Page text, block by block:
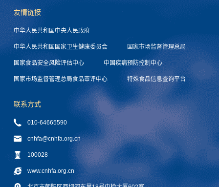
友情链接
中华人民共和国中央人民政府
中华人民共和国国家卫生健康委员会 国家市场监督管理总局
国家食品安全风险评估中心 中国疾病预防控制中心
国家市场监督管理总局食品审评中心 特殊食品信息查询平台
联系方式
010-64665590
cnhfa@cnhfa.org.cn
100028
www.cnhfa.org.cn